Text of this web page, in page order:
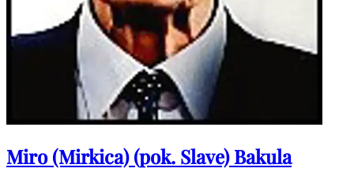
Miro (Mirkica) (pok. Slave) Bakula